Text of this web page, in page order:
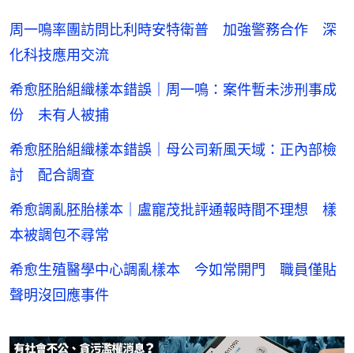
周一鳴率團訪問比利時安特衛普 加強警務合作 深
化科技應用交流
希愈胚胎組織樣本錯誤｜周一鳴：案件暫未涉刑事成
份 未有人被捕
希愈胚胎組織樣本錯誤｜母公司新風天域：正內部檢
討 配合調查
希愈調亂胚胎樣本｜盧寵茂批評通報時間不理想 樣
本被調包不尋常
希愈生殖醫學中心調亂樣本 今如常開門 職員僅貼
聲明沒回應事件